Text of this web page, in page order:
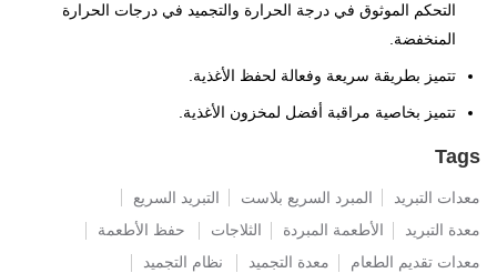
التحكم الموثوق في درجة الحرارة والتجميد في درجات الحرارة
المنخفضة.
تتميز بطريقة سريعة وفعالة لحفظ الأغذية.
تتميز بخاصية مراقبة أفضل لمخزون الأغذية.
Tags
معدات التبريد المبرد السريع بلاست
التبريد السريع
معدة التبريد
الأطعمة المبردة الثلاجات
حفظ الأطعمة
معدات تقديم الطعام
معدة التجميد
نظام التجميد